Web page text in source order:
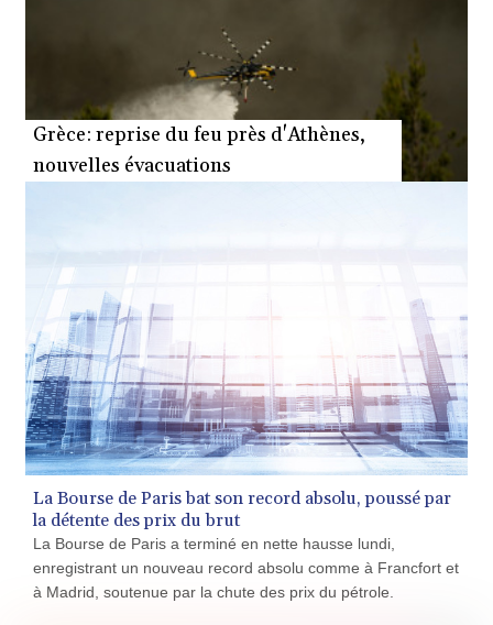
Grèce: reprise du feu près d'Athènes,
nouvelles évacuations
La Bourse de Paris bat son record absolu, poussé par
la détente des prix du brut
La Bourse de Paris a terminé en nette hausse lundi,
enregistrant un nouveau record absolu comme à Francfort et
à Madrid, soutenue par la chute des prix du pétrole.